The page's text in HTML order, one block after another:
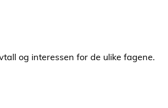
og interessen for de ulike fagene.